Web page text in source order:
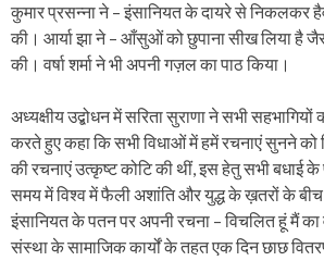
कुमार प्रसन्ना ने – इंसानियत के दायरे से निकलकर
की। आर्या झा ने – आँसुओं को छुपाना सीख लिया है
की। वर्षा शर्मा ने भी अपनी गज़ल का पाठ किया।
अध्यक्षीय उद्बोधन में सरिता सुराणा ने सभी
करते हुए कहा कि सभी विधाओं में हमें रचनाएं सुनने को
की रचनाएं उत्कृष्ट कोटि की थीं, इस हेतु सभी बधाई के
समय में विश्व में फैली अशांति और युद्ध के ख़तरों के बीच
इंसानियत के पतन पर अपनी रचना – विचलित हूं मैं का
संस्था के सामाजिक कार्यों के तहत एक दिन छाछ